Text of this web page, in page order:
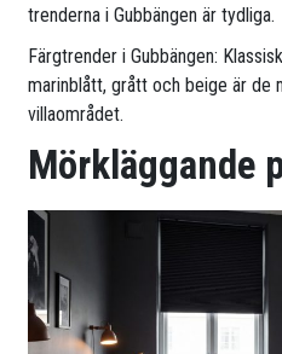
trenderna i Gubbängen är tydliga.
Färgtrender i Gubbängen:
marinblått, grått och beige är de
villaområdet.
Mörkläggande